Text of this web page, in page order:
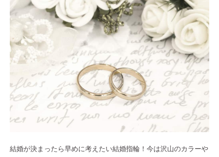
結婚が決まったら早めに考えたい結婚指輪！今は沢山のカラーや